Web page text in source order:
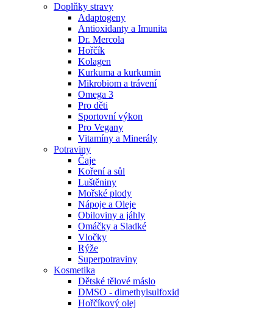
Doplňky stravy
Adaptogeny
Antioxidanty a Imunita
Dr. Mercola
Hořčík
Kolagen
Kurkuma a kurkumin
Mikrobiom a trávení
Omega 3
Pro děti
Sportovní výkon
Pro Vegany
Vitamíny a Minerály
Potraviny
Čaje
Koření a sůl
Luštěniny
Mořské plody
Nápoje a Oleje
Obiloviny a jáhly
Omáčky a Sladké
Vločky
Rýže
Superpotraviny
Kosmetika
Dětské tělové máslo
DMSO - dimethylsulfoxid
Hořčíkový olej